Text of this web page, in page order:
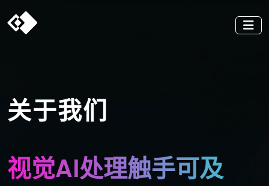
关于我们
视觉AI处理触手可及